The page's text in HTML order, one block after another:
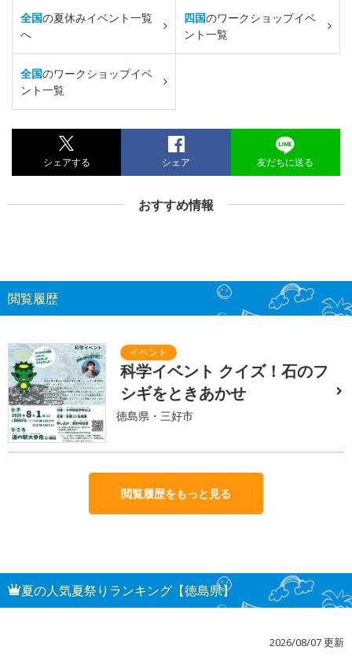
全国の夏休みイベント一覧
へ
四国のワークショップイベ
ント一覧
全国のワークショップイベ
ント一覧
シェアする シェア 友だちに送る
おすすめ情報
閲覧履歴
科学イベント クイズ！石のフ
シギをときあかせ
徳島県・三好市
閲覧履歴をもっと見る
夏の人気夏祭りランキング【徳島県】
2026/08/07 更新